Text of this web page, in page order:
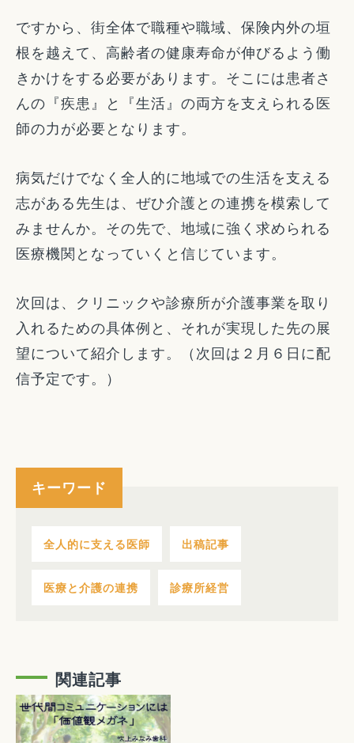
ですから、街全体で職種や職域、保険内外の垣
根を越えて、高齢者の健康寿命が伸びるよう働
きかけをする必要があります。そこには患者さ
んの『疾患』と『生活』の両方を支えられる医
師の力が必要となります。
病気だけでなく全人的に地域での生活を支える
志がある先生は、ぜひ介護との連携を模索して
みませんか。その先で、地域に強く求められる
医療機関となっていくと信じています。
次回は、クリニックや診療所が介護事業を取り
入れるための具体例と、それが実現した先の展
望について紹介します。（次回は２月６日に配
信予定です。）
キーワード
全人的に支える医師 出稿記事
医療と介護の連携 診療所経営
関連記事